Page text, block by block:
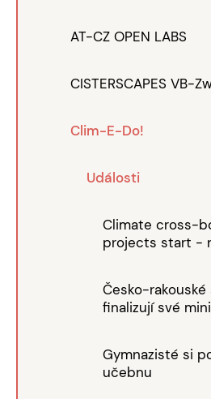
AT-CZ OPEN LABS
CISTERSCAPES VB-
Clim-E-Do!
Události
Climate cross-
projects start -
Česko-
finalizují své
Gymnazisté si
učebnu